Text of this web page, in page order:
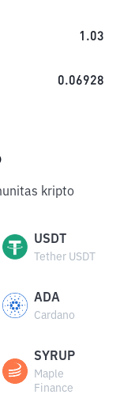
1.03
0.06928
kripto
USDT
Tether USDT
ADA
Cardano
SYRUP
Maple
Finance